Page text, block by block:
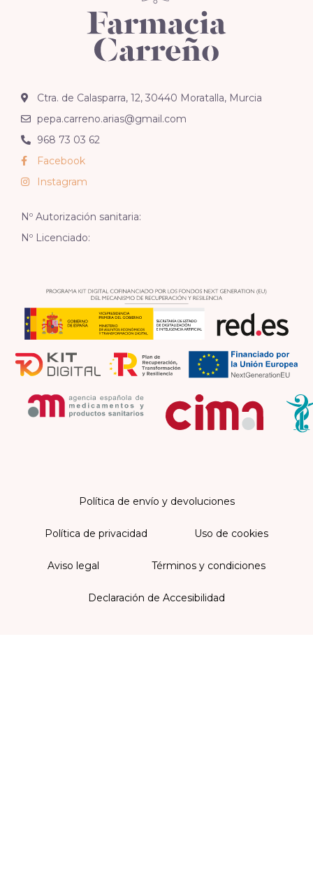
Ctra. de Calasparra, 12, 30440 Moratalla, Murcia
pepa.carreno.arias@gmail.com
968 73 03 62
Facebook
Instagram
Nº Autorización sanitaria:
Nº Licenciado:
Política de envío y devoluciones
Política de privacidad Uso de cookies
Aviso legal Términos y condiciones
Declaración de Accesibilidad